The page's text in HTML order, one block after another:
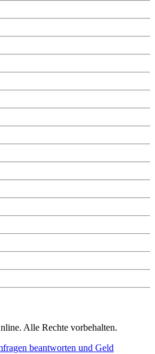
Alle Rechte vorbehalten.